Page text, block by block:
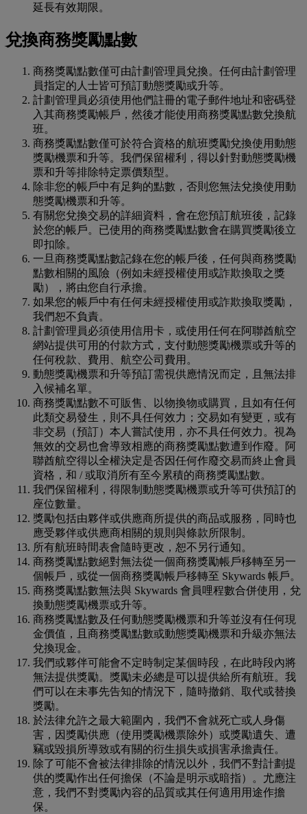
延長有效期限。
兌換商務獎勵點數
商務獎勵點數僅可由計劃管理員兌換。任何由計劃管理
員指定的人士皆可預訂動態獎勵或升等。
計劃管理員必須使用他們註冊的電子郵件地址和密碼登
入其商務獎勵帳戶，然後才能使用商務獎勵點數兌換航
班。
商務獎勵點數僅可於符合資格的航班獎勵兌換使用動態
獎勵機票和升等。我們保留權利，得以針對動態獎勵機
票和升等排除特定票價類型。
除非您的帳戶中有足夠的點數，否則您無法兌換使用動
態獎勵機票和升等。
有關您兌換交易的詳細資料，會在您預訂航班後，記錄
於您的帳戶。已使用的商務獎勵點數會在購買獎勵後立
即扣除。
一旦商務獎勵點數記錄在您的帳戶後，任何與商務獎勵
點數相關的風險（例如未經授權使用或詐欺換取之獎
勵），將由您自行承擔。
如果您的帳戶中有任何未經授權使用或詐欺換取獎勵，
我們恕不負責。
計劃管理員必須使用信用卡，或使用任何在阿聯酋航空
網站提供可用的付款方式，支付動態獎勵機票或升等的
任何稅款、費用、航空公司費用。
動態獎勵機票和升等預訂需視供應情況而定，且無法排
入候補名單。
商務獎勵點數不可販售、以物換物或購買，且如有任何
此類交易發生，則不具任何效力；交易如有變更，或有
非交易（預訂）本人嘗試使用，亦不具任何效力。視為
無效的交易也會導致相應的商務獎勵點數遭到作廢。阿
聯酋航空得以全權決定是否因任何作廢交易而終止會員
資格，和 / 或取消所有至今累積的商務獎勵點數。
我們保留權利，得限制動態獎勵機票或升等可供預訂的
座位數量。
獎勵包括由夥伴或供應商所提供的商品或服務，同時也
應受夥伴或供應商相關的規則與條款所限制。
所有航班時間表會隨時更改，恕不另行通知。
商務獎勵點數絕對無法從一個商務獎勵帳戶移轉至另一
個帳戶，或從一個商務獎勵帳戶移轉至 Skywards 帳戶。
商務獎勵點數無法與 Skywards 會員哩程數合併使用，兌
換動態獎勵機票或升等。
商務獎勵點數及任何動態獎勵機票和升等並沒有任何現
金價值，且商務獎勵點數或動態獎勵機票和升級亦無法
兌換現金。
我們或夥伴可能會不定時制定某個時段，在此時段內將
無法提供獎勵。獎勵未必總是可以提供給所有航班。我
們可以在未事先告知的情況下，隨時撤銷、取代或替換
獎勵。
於法律允許之最大範圍內，我們不會就死亡或人身傷
害，因獎勵供應（使用獎勵機票除外）或獎勵遺失、遭
竊或毀損所導致或有關的衍生損失或損害承擔責任。
除了可能不會被法律排除的情況以外，我們不對計劃提
供的獎勵作出任何擔保（不論是明示或暗指）。尤應注
意，我們不對獎勵內容的品質或其任何適用用途作擔
保。